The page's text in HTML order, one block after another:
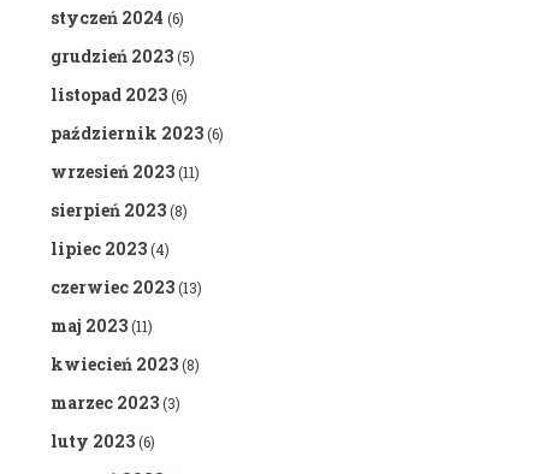
styczeń 2024 (6)
grudzień 2023(5)
listopad 2023(6)
październik 2023(6)
wrzesień 2023(11)
sierpień 2023(8)
lipiec 2023(4)
czerwiec 2023(13)
maj 2023(11)
kwiecień 2023(8)
marzec 2023(3)
luty 2023(6)